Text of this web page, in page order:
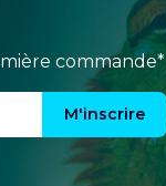
commande*
M'inscrire